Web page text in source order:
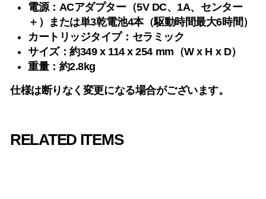
電源： ACアダプター（5V DC、1A、センター
＋）または単3乾電池4本（駆動時間最大6時間）
カートリッジタイプ： セラミック
サイズ：約349 x 114 x 254 mm（W x H x D）
重量： 約2.8kg
仕様は断りなく変更になる場合がございます。
RELATED ITEMS